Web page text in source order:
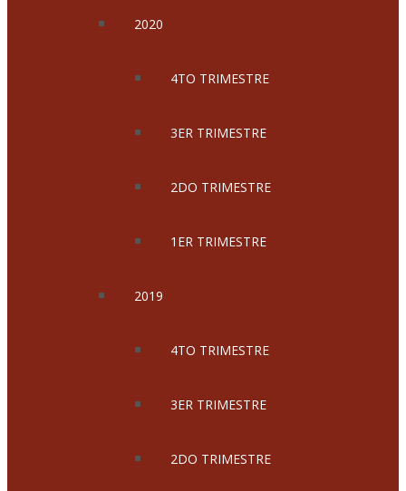
2020
4TO TRIMESTRE
3ER TRIMESTRE
2DO TRIMESTRE
1ER TRIMESTRE
2019
4TO TRIMESTRE
3ER TRIMESTRE
2DO TRIMESTRE